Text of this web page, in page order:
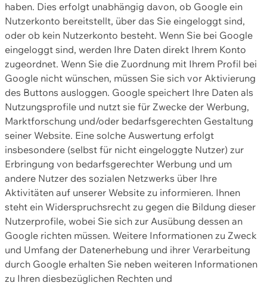
haben. Dies erfolgt unabhängig davon, ob Google ein
Nutzerkonto bereitstellt, über das Sie eingeloggt sind,
oder ob kein Nutzerkonto besteht. Wenn Sie bei Google
eingeloggt sind, werden Ihre Daten direkt Ihrem Konto
zugeordnet. Wenn Sie die Zuordnung mit Ihrem Profil bei
Google nicht wünschen, müssen Sie sich vor Aktivierung
des Buttons ausloggen. Google speichert Ihre Daten als
Nutzungsprofile und nutzt sie für Zwecke der Werbung,
Marktforschung und/oder bedarfsgerechten Gestaltung
seiner Website. Eine solche Auswertung erfolgt
insbesondere (selbst für nicht eingeloggte Nutzer) zur
Erbringung von bedarfsgerechter Werbung und um
andere Nutzer des sozialen Netzwerks über Ihre
Aktivitäten auf unserer Website zu informieren. Ihnen
steht ein Widerspruchsrecht zu gegen die Bildung dieser
Nutzerprofile, wobei Sie sich zur Ausübung dessen an
Google richten müssen. Weitere Informationen zu Zweck
und Umfang der Datenerhebung und ihrer Verarbeitung
durch Google erhalten Sie neben weiteren Informationen
zu Ihren diesbezüglichen Rechten und